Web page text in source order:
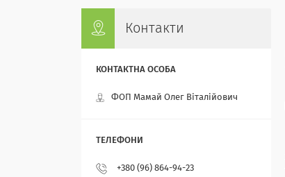
Контакти
ФОП Мамай Олег Віталійович
+380 (96) 864-94-23